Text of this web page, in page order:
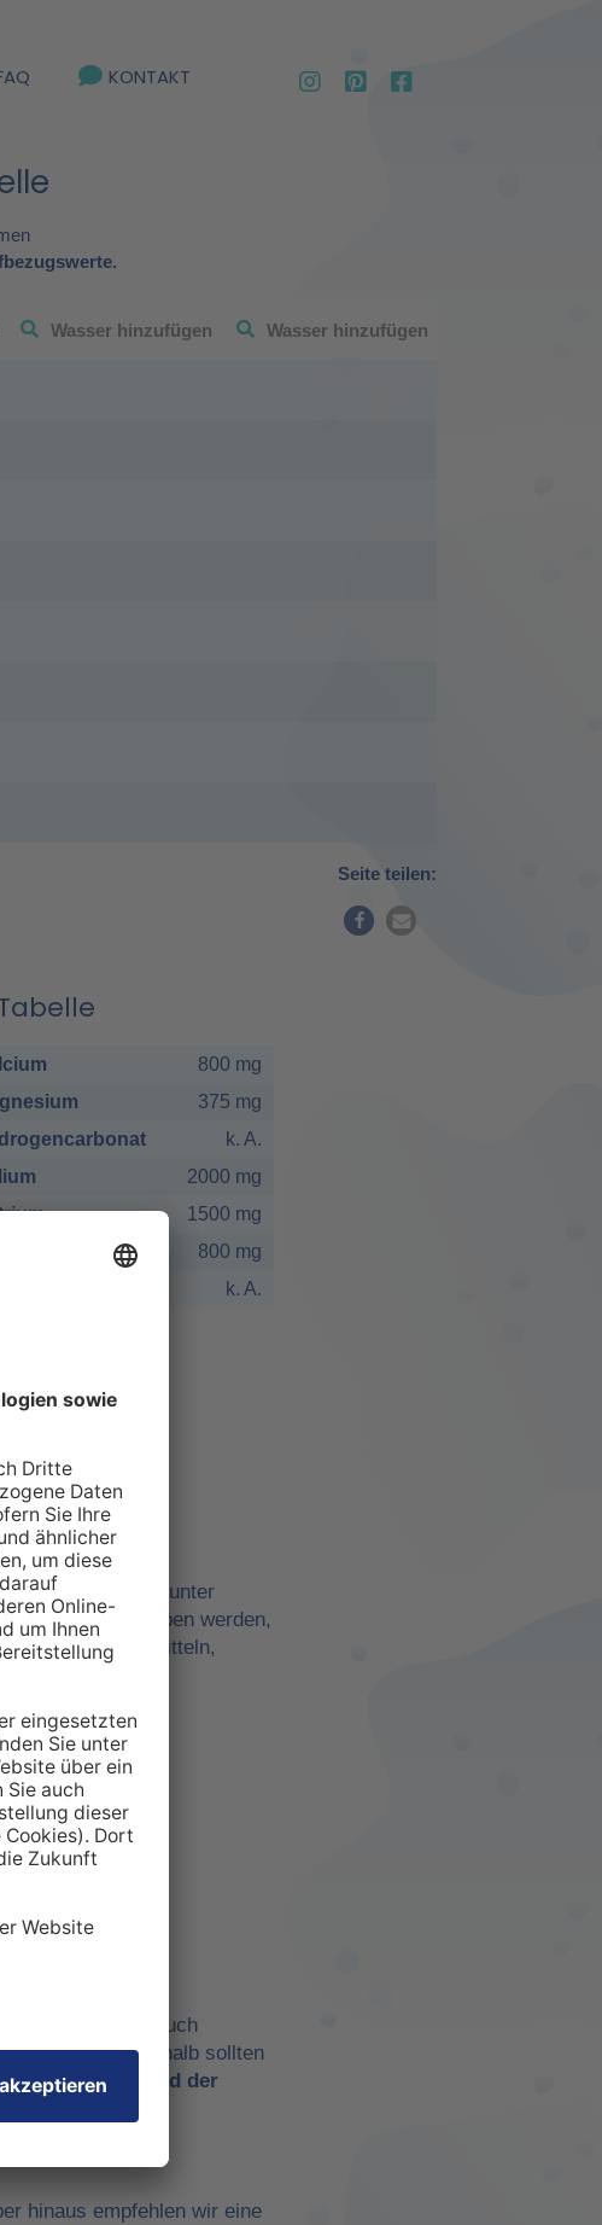
KONTAKT
Seite teilen:
800 mg
375 mg
k. A.
2000 mg
1500 mg
800 mg
k. A.
selbst
Quellen, unter
Tabelle angegeben werden,
zu ermitteln,
aber eben auch
wichtig. Deshalb sollten
ist eswährend der
hinaus empfehlen wir eine